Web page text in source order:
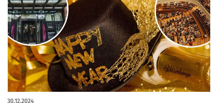
30.12.2024